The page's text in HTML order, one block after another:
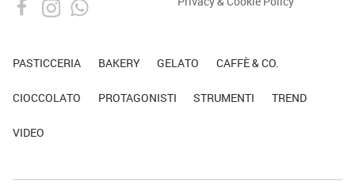
PASTICCERIA BAKERY GELATO CAFFÈ & CO.
CIOCCOLATO PROTAGONISTI STRUMENTI TREND
VIDEO